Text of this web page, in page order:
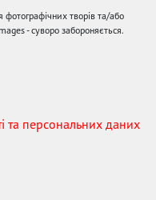
фотографічних творів та/або
- суворо забороняється.
та персональних даних